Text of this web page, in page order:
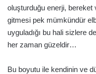
oluşturduğu enerji,
gitmesi pek mümkündür
uyguladığı bu hali sizlere
her zaman güzeldir…
Bu boyutu ile kendinin ve